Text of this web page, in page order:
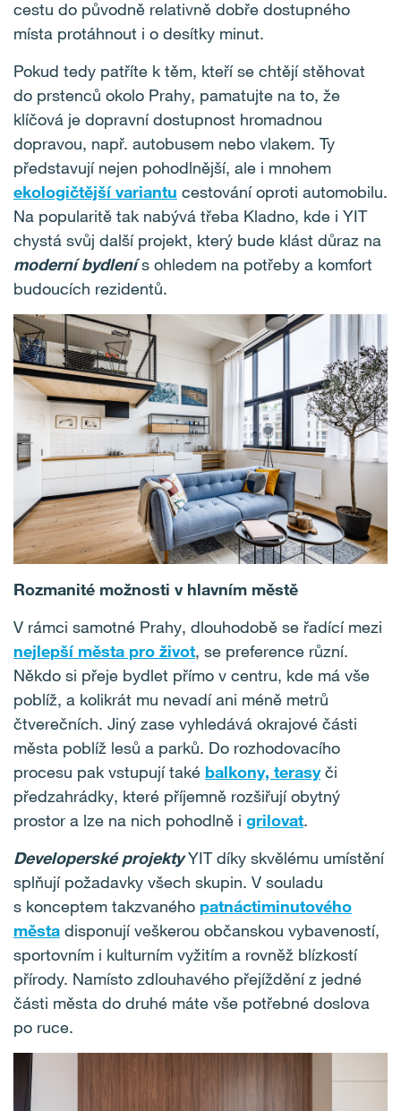
cestu do původně relativně dobře dostupného
místa protáhnout i o desítky minut.
Pokud tedy patříte k těm, kteří se chtějí stěhovat
do prstenců okolo Prahy, pamatujte na to, že
klíčová je dopravní dostupnost hromadnou
dopravou, např. autobusem nebo vlakem. Ty
představují nejen pohodlnější, ale i mnohem
ekologičtější variantu cestování oproti automobilu.
Na popularitě tak nabývá třeba Kladno, kde i YIT
chystá svůj další projekt, který bude klást důraz na
moderní bydlenís ohledem na potřeby a komfort
budoucích rezidentů.
Rozmanité možnosti v hlavním městě
V rámci samotné Prahy, dlouhodobě se řadící mezi
nejlepší města pro život, se preference různí.
Někdo si přeje bydlet přímo v centru, kde má vše
poblíž, a kolikrát mu nevadí ani méně metrů
čtverečních. Jiný zase vyhledává okrajové části
města poblíž lesů a parků. Do rozhodovacího
procesu pak vstupují také balkony, terasyči
předzahrádky, které příjemně rozšiřují obytný
prostor a lze na nich pohodlně i grilovat.
Developerské projektyYIT díky skvělému umístění
splňují požadavky všech skupin. V souladu
s konceptem takzvaného patnáctiminutového
města disponují veškerou občanskou vybaveností,
sportovním i kulturním vyžitím a rovněž blízkostí
přírody. Namísto zdlouhavého přejíždění z jedné
části města do druhé máte vše potřebné doslova
po ruce.